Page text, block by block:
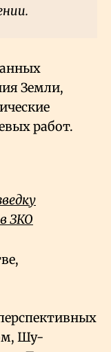
Земли,
работ.
ЗКО
Шу-